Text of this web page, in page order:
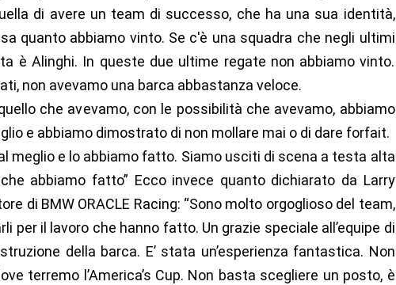
di avere un team di successo, che ha una sua identità,
quanto abbiamo vinto. Se c'è una squadra che negli ultimi
è Alinghi. In queste due ultime regate non abbiamo vinto.
non avevamo una barca abbastanza veloce.
che avevamo, con le possibilità che avevamo, abbiamo
e abbiamo dimostrato di non mollare mai o di dare forfait.
meglio e lo abbiamo fatto. Siamo usciti di scena a testa alta
abbiamo fatto” Ecco invece quanto dichiarato da Larry
di BMW ORACLE Racing: “Sono molto orgoglioso del team,
per il lavoro che hanno fatto. Un grazie speciale all’equipe di
della barca. E’ stata un’esperienza fantastica. Non
terremo l’America’s Cup. Non basta scegliere un posto, è